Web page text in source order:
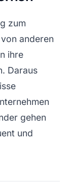
zum
anderen
ihre
Daraus
gehen
und